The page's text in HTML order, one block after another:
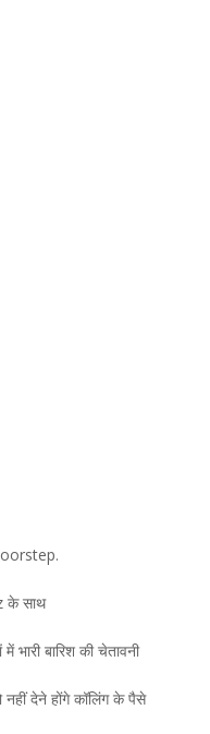
के साथ
भारी बारिश की चेतावनी
देने होंगे कॉलिंग के पैसे